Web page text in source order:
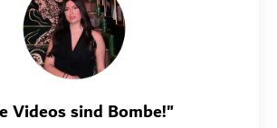
Videos sind Bombe!"